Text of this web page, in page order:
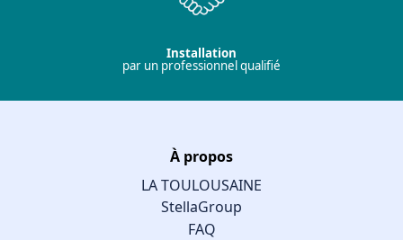
Installation
par un professionnel qualifié
À propos
LA TOULOUSAINE
StellaGroup
FAQ